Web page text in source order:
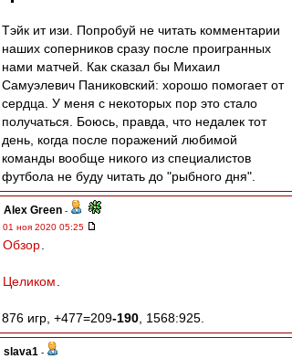
Тэйк ит изи. Попробуй не читать комментарии
наших соперников сразу после проигранных
нами матчей. Как сказал бы Михаил
Самуэлевич Паниковский: хорошо помогает от
сердца. У меня с некоторых пор это стало
получаться. Боюсь, правда, что недалек тот
день, когда после поражений любимой
команды вообще никого из специалистов
футбола не буду читать до "рыбного дня".
Alex Green -
01 ноя 2020 05:25
Обзор
Целиком
876 игр, +477=209-190 , 1568:925.
slava1 -